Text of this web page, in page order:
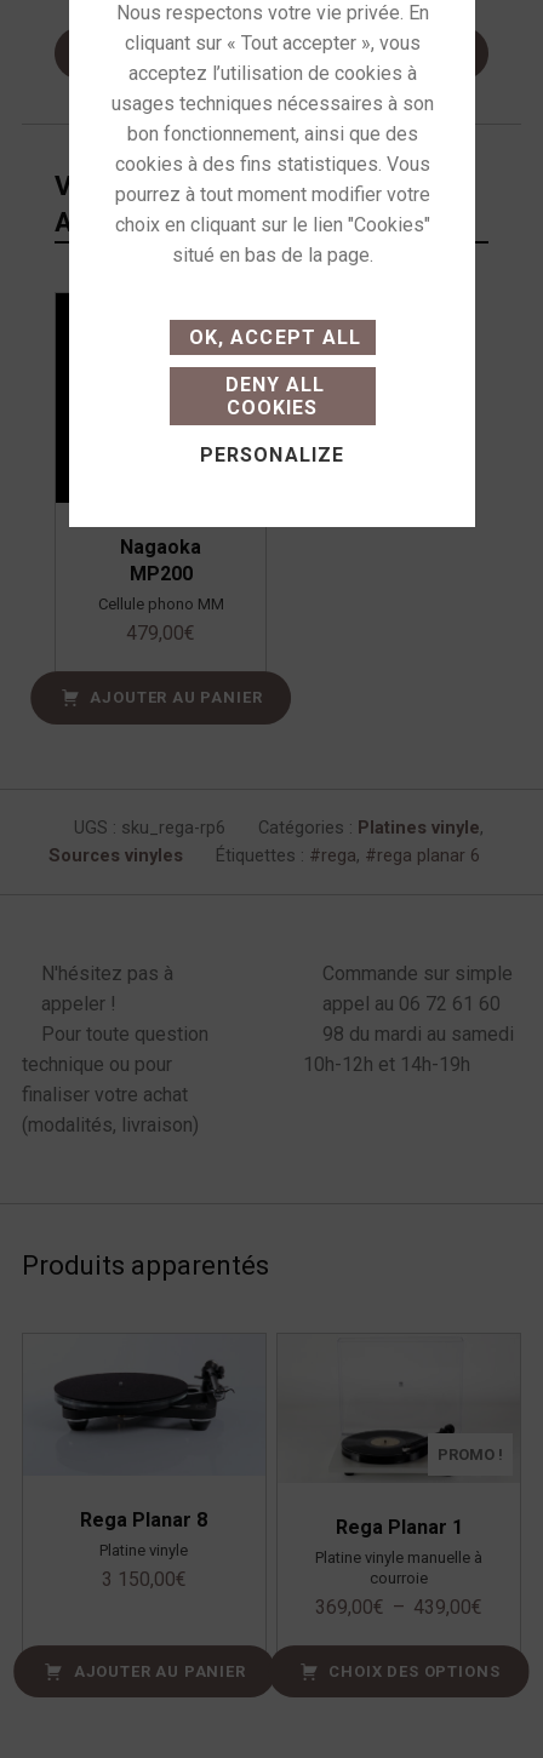
VOUS AIMEREZ PEUT-ÊTRE
AUSSI…
Nagaoka
MP200
Cellule phono MM
479,00€
AJOUTER AU PANIER
UGS : sku_rega-rp6 Catégories : Platines vinyle,
Sources vinyles
Étiquettes : rega, rega planar 6
N'hésitez pas à
appeler !
Pour toute question
technique ou pour
finaliser votre achat
(modalités, livraison)
Commande sur simple
appel au 06 72 61 60
98 du mardi au samedi
10h-12h et 14h-19h
Produits apparentés
Rega Planar 8
Platine vinyle
3 150,00€
AJOUTER AU PANIER
Rega Planar 1
Platine vinyle manuelle à
courroie
PROMO !
369,00€ – 439,00€
CHOIX DES OPTIONS
gives you control over
what you want to activate
OK, ACCEPT ALL
DENY ALL
COOKIES
PERSONALIZE